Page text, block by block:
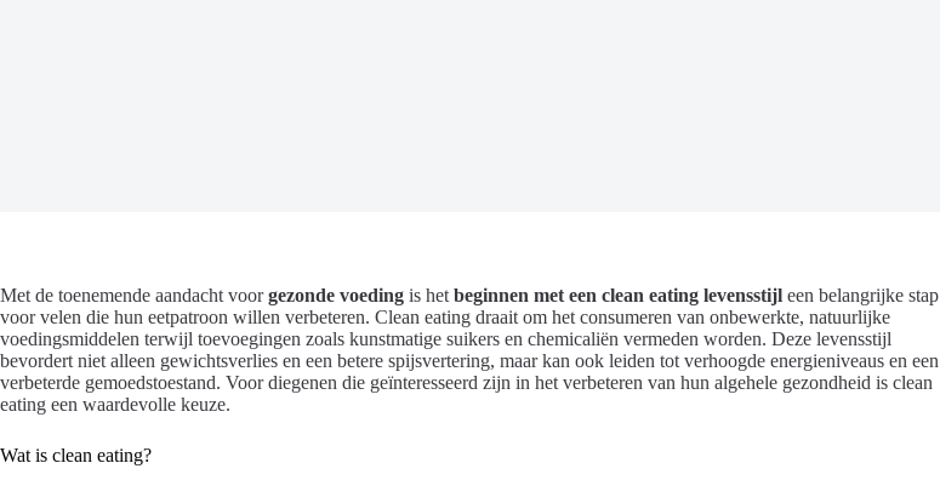
Met de toenemende aandacht voorgezonde voeding is het beginnen met een clean eating levensstijl een belangrijke stap
voor velen die hun eetpatroon willen verbeteren. Clean eating draait om het consumeren van onbewerkte, natuurlijke
voedingsmiddelen terwijl toevoegingen zoals kunstmatige suikers en chemicaliën vermeden worden. Deze levensstijl
bevordert niet alleen gewichtsverlies en een betere spijsvertering, maar kan ook leiden tot verhoogde energieniveaus en een
verbeterde gemoedstoestand. Voor diegenen die geïnteresseerd zijn in het verbeteren van hun algehele gezondheid is clean
eating een waardevolle keuze.
Wat is clean eating?